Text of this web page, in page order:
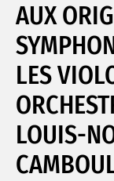
AUX
LES
LOUIS-